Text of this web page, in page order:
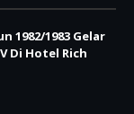
1982/1983 Gelar
Di Hotel Rich